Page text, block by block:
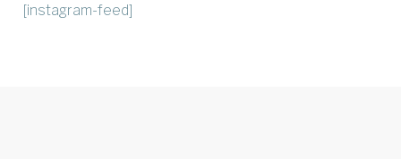
[instagram-feed]